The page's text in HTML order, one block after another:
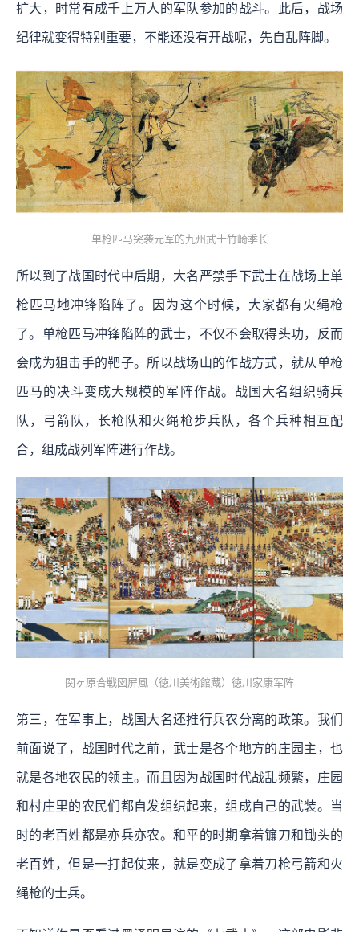
扩大，时常有成千上万人的军队参加的战斗。此后，战场
纪律就变得特别重要，不能还没有开战呢，先自乱阵脚。
单枪匹马突袭元军的九州武士竹崎季长
所以到了战国时代中后期，大名严禁手下武士在战场上单
枪匹马地冲锋陷阵了。因为这个时候，大家都有火绳枪
了。单枪匹马冲锋陷阵的武士，不仅不会取得头功，反而
会成为狙击手的靶子。所以战场山的作战方式，就从单枪
匹马的决斗变成大规模的军阵作战。战国大名组织骑兵
队，弓箭队，长枪队和火绳枪步兵队，各个兵种相互配
合，组成战列军阵进行作战。
関ヶ原合戦図屏風（徳川美術館蔵）徳川家康军阵
第三，在军事上，战国大名还推行兵农分离的政策。我们
前面说了，战国时代之前，武士是各个地方的庄园主，也
就是各地农民的领主。而且因为战国时代战乱频繁，庄园
和村庄里的农民们都自发组织起来，组成自己的武装。当
时的老百姓都是亦兵亦农。和平的时期拿着镰刀和锄头的
老百姓，但是一打起仗来，就是变成了拿着刀枪弓箭和火
绳枪的士兵。